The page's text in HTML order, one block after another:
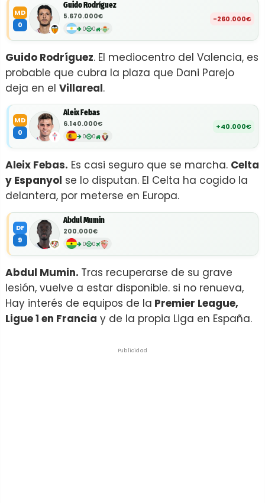
MD
0
Guido Rodríguez
5.670.000€
0 0
-260.000€
Guido Rodríguez. El mediocentro del Valencia, es
probable que cubra la plaza que Dani Parejo
deja en el Villareal.
MD
0
Aleix Febas
6.140.000€
0 0
+40.000€
Aleix Febas. Es casi seguro que se marcha. Celta
y Espanyol se lo disputan. El Celta ha cogido la
delantera, por meterse en Europa.
DF
9
Abdul Mumin
200.000€
0 0
Abdul Mumin. Tras recuperarse de su grave
lesión, vuelve a estar disponible. si no renueva,
Hay interés de equipos de la Premier League,
Ligue 1 en Francia y de la propia Liga en España.
Publicidad